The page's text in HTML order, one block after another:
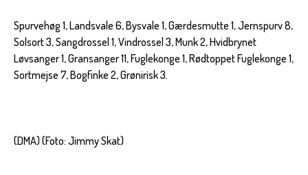
Spurvehøg 1, Landsvale 6, Bysvale 1, Gærdesmutte 1, Jernspurv 8,
Solsort 3, Sangdrossel 1, Vindrossel 3, Munk 2, Hvidbrynet
Løvsanger 1, Gransanger 11, Fuglekonge 1, Rødtoppet Fuglekonge 1,
Sortmejse 7, Bogfinke 2, Grønirisk 3.
(DMA) (Foto: Jimmy Skat)